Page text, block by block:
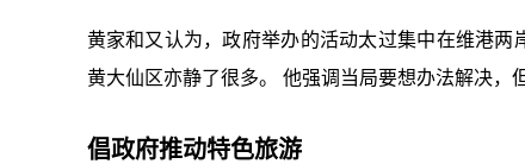
黄家和又认为，政府举办的活动太过集中在维港
黄大仙区亦静了很多。 他强调当局要想办法解决，
倡政府推动特色旅游